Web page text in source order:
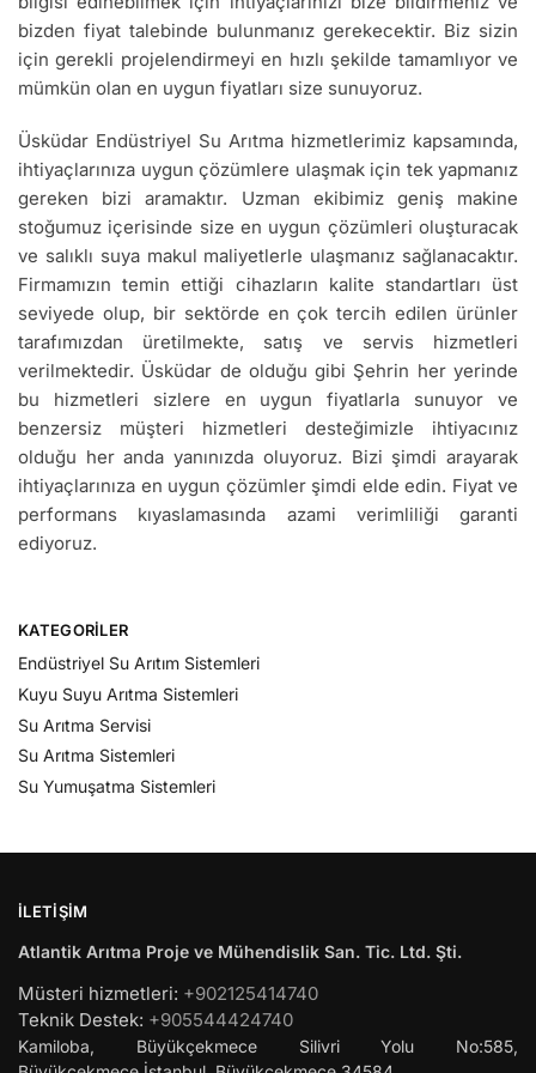
bizden fiyat talebinde bulunmanız gerekecektir. Biz sizin
için gerekli projelendirmeyi en hızlı şekilde tamamlıyor ve
mümkün olan en uygun fiyatları size sunuyoruz.
Üsküdar Endüstriyel Su Arıtma hizmetlerimiz kapsamında,
ihtiyaçlarınıza uygun çözümlere ulaşmak için tek yapmanız
gereken bizi aramaktır. Uzman ekibimiz geniş makine
stoğumuz içerisinde size en uygun çözümleri oluşturacak
ve salıklı suya makul maliyetlerle ulaşmanız sağlanacaktır.
Firmamızın temin ettiği cihazların kalite standartları üst
seviyede olup, bir sektörde en çok tercih edilen ürünler
tarafımızdan üretilmekte, satış ve servis hizmetleri
verilmektedir. Üsküdar de olduğu gibi Şehrin her yerinde
bu hizmetleri sizlere en uygun fiyatlarla sunuyor ve
benzersiz müşteri hizmetleri desteğimizle ihtiyacınız
olduğu her anda yanınızda oluyoruz. Bizi şimdi arayarak
ihtiyaçlarınıza en uygun çözümler şimdi elde edin. Fiyat ve
performans kıyaslamasında azami verimliliği garanti
ediyoruz.
KATEGORILER
Endüstriyel Su Arıtım Sistemleri
Kuyu Suyu Arıtma Sistemleri
Su Arıtma Servisi
Su Arıtma Sistemleri
Su Yumuşatma Sistemleri
İLETIŞIM
Atlantik Arıtma Proje ve Mühendislik San. Tic. Ltd. Şti.
Müsteri hizmetleri: +902125414740
Teknik Destek: +905544424740
Kamiloba, Büyükçekmece Silivri Yolu No:585,